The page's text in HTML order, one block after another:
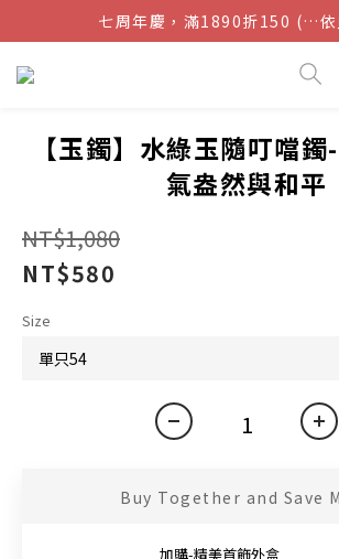
結帳金額滿$1080超取免
七周年慶，滿1890折150 (…依
點我加入官方LINE帳號，獲得
【玉鐲】水綠玉隨叮噹
氣盎然與和平
NT$1,080
NT$580
Size
Buy Together and Save
加購-精美首飾外盒